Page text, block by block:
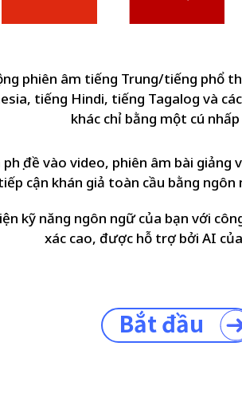
phiên âm tiếng Trung/tiếng phổ
tiếng Hindi, tiếng Tagalog và
khác chỉ bằng một cú
đề vào video, phiên âm bài giảng
cận khán giả toàn cầu bằng ngôn
kỹ năng ngôn ngữ của bạn với
xác cao, được hỗ trợ bởi AI
Bắt đầu